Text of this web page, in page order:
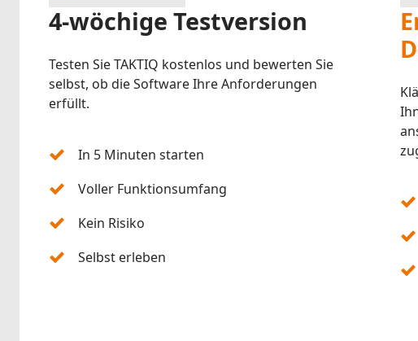
4-wöchige Testversion
Testen Sie TAKTIQ kostenlos und bewerten Sie
selbst, ob die Software Ihre Anforderungen
erfüllt.
In 5 Minuten starten
Voller Funktionsumfang
Kein Risiko
Selbst erleben